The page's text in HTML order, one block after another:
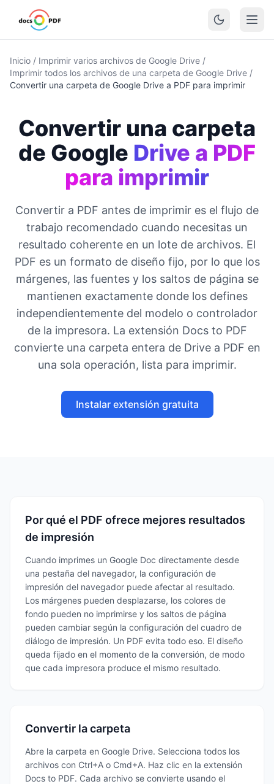
Inicio / Imprimir varios archivos de Google Drive /
Imprimir todos los archivos de una carpeta de Google Drive /
Convertir una carpeta de Google Drive a PDF para imprimir
Convertir una carpeta
de Google Drive a PDF
para imprimir
Convertir a PDF antes de imprimir es el flujo de
trabajo recomendado cuando necesitas un
resultado coherente en un lote de archivos. El
PDF es un formato de diseño fijo, por lo que los
márgenes, las fuentes y los saltos de página se
mantienen exactamente donde los defines
independientemente del modelo o controlador
de la impresora. La extensión Docs to PDF
convierte una carpeta entera de Drive a PDF en
una sola operación, lista para imprimir.
Instalar extensión gratuita
Por qué el PDF ofrece mejores resultados
de impresión
Cuando imprimes un Google Doc directamente desde
una pestaña del navegador, la configuración de
impresión del navegador puede afectar al resultado.
Los márgenes pueden desplazarse, los colores de
fondo pueden no imprimirse y los saltos de página
pueden cambiar según la configuración del cuadro de
diálogo de impresión. Un PDF evita todo eso. El diseño
queda fijado en el momento de la conversión, de modo
que cada impresora produce el mismo resultado.
Convertir la carpeta
Abre la carpeta en Google Drive. Selecciona todos los
archivos con Ctrl+A o Cmd+A. Haz clic en la extensión
Docs to PDF. Cada archivo se convierte usando el